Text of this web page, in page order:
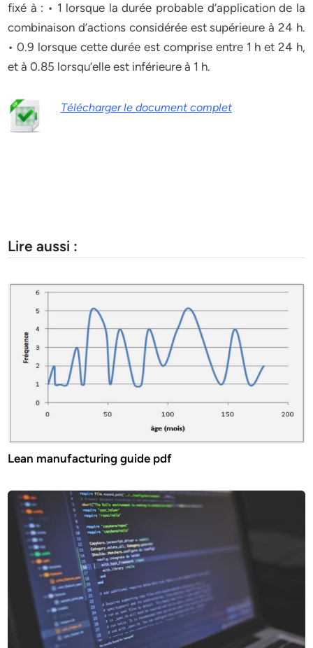
fixé à : • 1 lorsque la durée probable d’application de la
combinaison d’actions considérée est supérieure à 24 h.
• 0.9 lorsque cette durée est comprise entre 1 h et 24 h,
et à 0.85 lorsqu’elle est inférieure à 1 h.
Télécharger le document complet
Lire aussi :
Lean manufacturing guide pdf